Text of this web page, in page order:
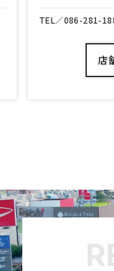
281-1884
店舗の詳細を見る